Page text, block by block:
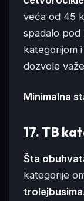
veća od 45
spadalo pod
kategorijom
dozvole
Minimalna
17. TB
Šta
kategorije
trolejbusima.